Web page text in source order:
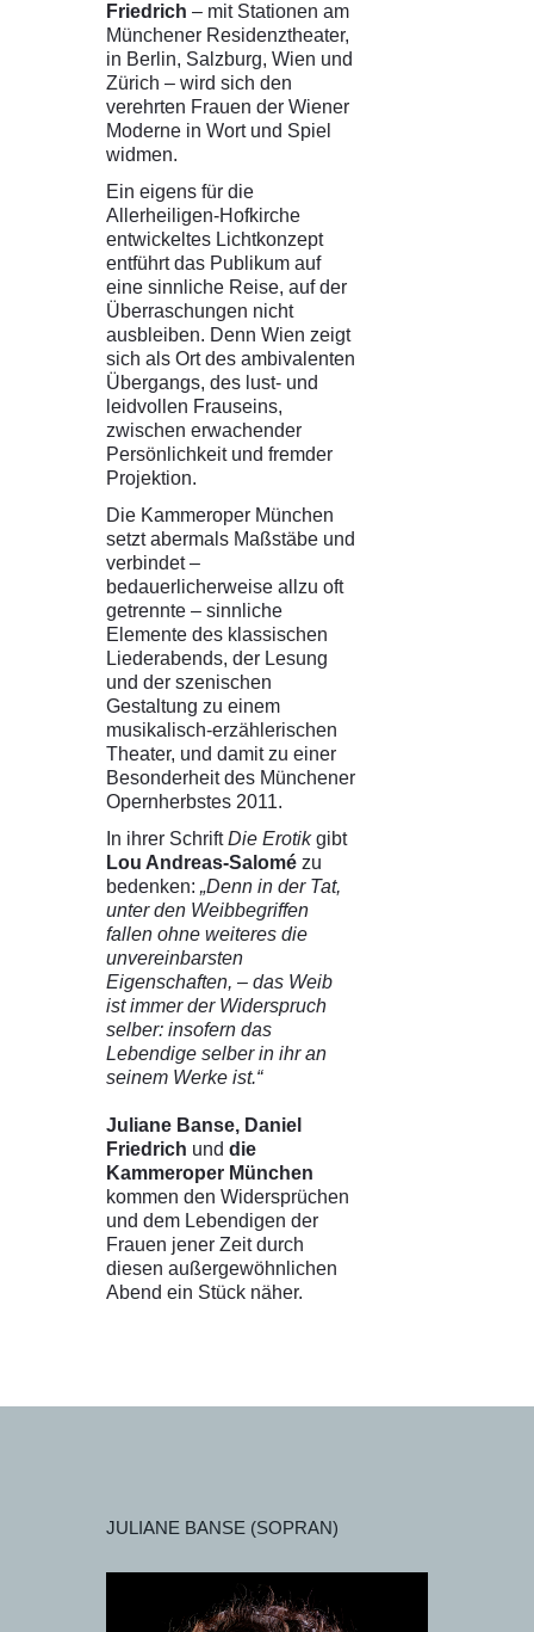
Friedrich – mit Stationen am
Münchener Residenztheater,
in Berlin, Salzburg, Wien und
Zürich – wird sich den
verehrten Frauen der Wiener
Moderne in Wort und Spiel
widmen.
Ein eigens für die
Allerheiligen-Hofkirche
entwickeltes Lichtkonzept
entführt das Publikum auf
eine sinnliche Reise, auf der
Überraschungen nicht
ausbleiben. Denn Wien zeigt
sich als Ort des ambivalenten
Übergangs, des lust- und
leidvollen Frauseins,
zwischen erwachender
Persönlichkeit und fremder
Projektion.
Die Kammeroper München
setzt abermals Maßstäbe und
verbindet –
bedauerlicherweise allzu oft
getrennte – sinnliche
Elemente des klassischen
Liederabends, der Lesung
und der szenischen
Gestaltung zu einem
musikalisch-erzählerischen
Theater, und damit zu einer
Besonderheit des Münchener
Opernherbstes 2011.
In ihrer SchriftDie Erotikgibt
Lou Andreas-Salomézu
bedenken: „Denn in der Tat,
unter den Weibbegriffen
fallen ohne weiteres die
unvereinbarsten
Eigenschaften, – das Weib
ist immer der Widerspruch
selber: insofern das
Lebendige selber in ihr an
seinem Werke ist.“
Juliane Banse, Daniel
Friedrich und die
Kammeroper München
kommen den Widersprüchen
und dem Lebendigen der
Frauen jener Zeit durch
diesen außergewöhnlichen
Abend ein Stück näher.
JULIANE BANSE (SOPRAN)